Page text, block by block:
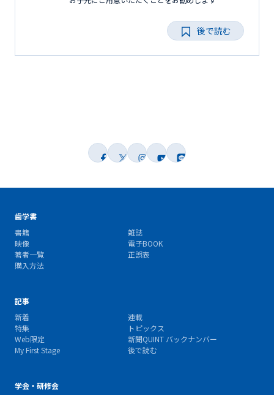
後で読む
歯学書
書籍
雑誌
映像
電子BOOK
著者一覧
正誤表
購入方法
記事
新着
連載
特集
トピックス
Web限定
新聞QUINT バックナンバー
My First Stage
後で読む
学会・研修会